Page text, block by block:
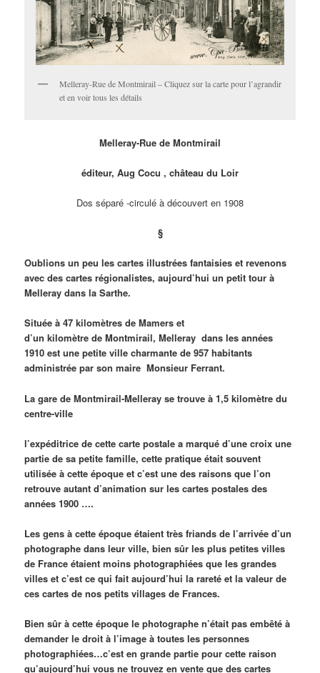
Melleray-Rue de Montmirail – Cliquez sur la carte pour l’agrandir
et en voir tous les détails
Melleray-Rue de Montmirail
éditeur, Aug Cocu , château du Loir
Dos séparé -circulé à découvert en 1908
§
Oublions un peu les cartes illustrées fantaisies et revenons
avec des cartes régionalistes, aujourd’hui un petit tour à
Melleray dans la Sarthe.
Située à 47 kilomètres de Mamers et
d’un kilomètre de Montmirail, Melleray dans les années
1910 est une petite ville charmante de 957 habitants
administrée par son maire Monsieur Ferrant.
La gare de Montmirail-Melleray se trouve à 1,5 kilomètre du
centre-ville
l’expéditrice de cette carte postale a marqué d’une croix une
partie de sa petite famille, cette pratique était souvent
utilisée à cette époque et c’est une des raisons que l’on
retrouve autant d’animation sur les cartes postales des
années 1900 ….
Les gens à cette époque étaient très friands de l’arrivée d’un
photographe dans leur ville, bien sûr les plus petites villes
de France étaient moins photographiées que les grandes
villes et c’est ce qui fait aujourd’hui la rareté et la valeur de
ces cartes de nos petits villages de Frances.
Bien sûr à cette époque le photographe n’était pas embêté à
demander le droit à l’image à toutes les personnes
photographiées…c’est en grande partie pour cette raison
qu’aujourd’hui vous ne trouvez en vente que des cartes